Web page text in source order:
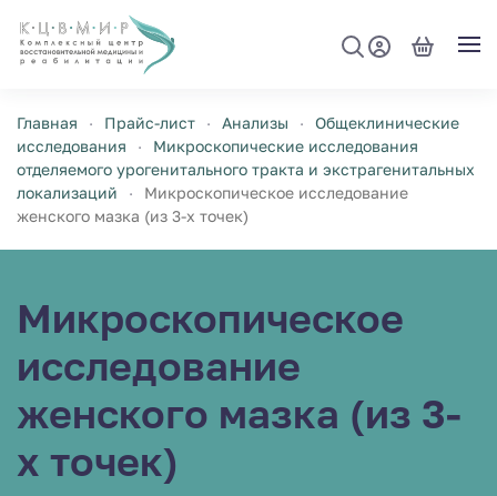
Перейти к содержимому
Главная Прайс-лист Анализы
Общеклинические
исследования
Микроскопические исследования
отделяемого урогенитального тракта и экстрагенитальных
локализаций
Микроскопическое исследование
женского мазка (из 3-х точек)
Микроскопическое
исследование
женского мазка (из 3-
х точек)